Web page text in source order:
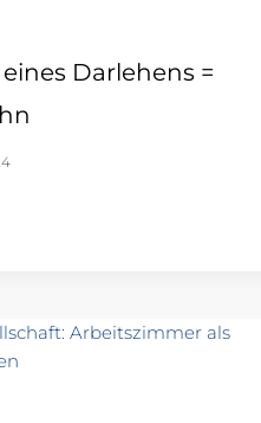
eines Darlehens =